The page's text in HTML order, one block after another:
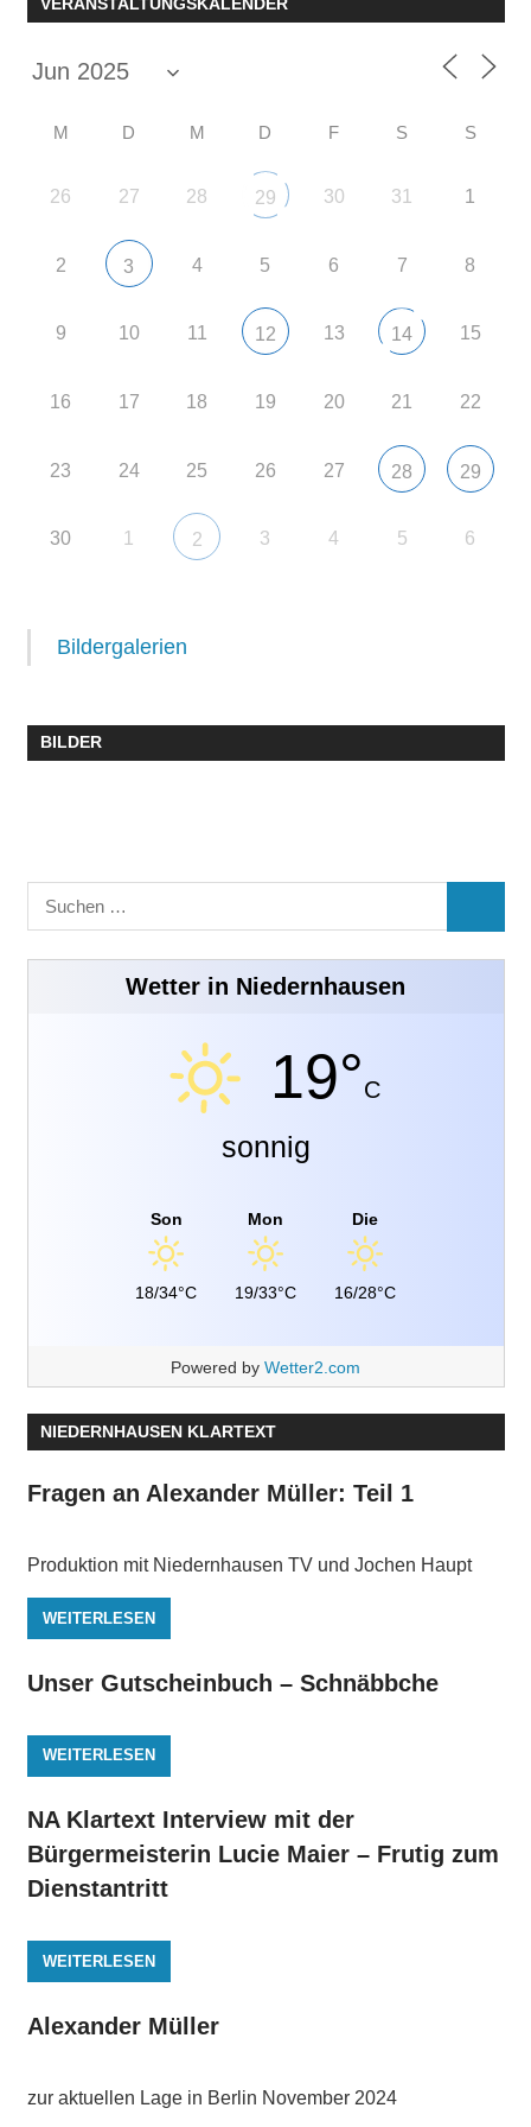
VERANSTALTUNGSKALENDER
M D M D F S S
26 27 28 29 30 31 1
2 3 4 5 6 7 8
9 10 11 12 13 14 15
16 17 18 19 20 21 22
23 24 25 26 27 28 29
30 1 2 3 4 5 6
Bildergalerien
BILDER
Suchen
nach:
Wetter in Niedernhausen
19°C
sonnig
Son
18/34°C
Mon
19/33°C
Die
16/28°C
Powered by Wetter2.com
NIEDERNHAUSEN KLARTEXT
Fragen an Alexander Müller: Teil 1
Produktion mit Niedernhausen TV und Jochen Haupt
WEITERLESEN
Unser Gutscheinbuch – Schnäbbche
WEITERLESEN
NA Klartext Interview mit der
Bürgermeisterin Lucie Maier – Frutig zum
Dienstantritt
WEITERLESEN
Alexander Müller
zur aktuellen Lage in Berlin November 2024